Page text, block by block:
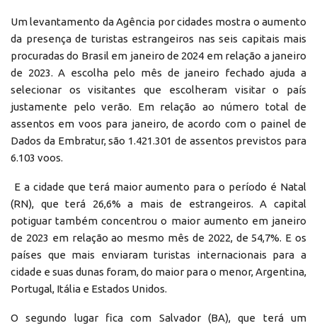
Um levantamento da Agência por cidades mostra o aumento
da presença de turistas estrangeiros nas seis capitais mais
procuradas do Brasil em janeiro de 2024 em relação a janeiro
de 2023. A escolha pelo mês de janeiro fechado ajuda a
selecionar os visitantes que escolheram visitar o país
justamente pelo verão. Em relação ao número total de
assentos em voos para janeiro, de acordo com o painel de
Dados da Embratur, são 1.421.301 de assentos previstos para
6.103 voos.
E a cidade que terá maior aumento para o período é Natal
(RN), que terá 26,6% a mais de estrangeiros. A capital
potiguar também concentrou o maior aumento em janeiro
de 2023 em relação ao mesmo mês de 2022, de 54,7%. E os
países que mais enviaram turistas internacionais para a
cidade e suas dunas foram, do maior para o menor, Argentina,
Portugal, Itália e Estados Unidos.
O segundo lugar fica com Salvador (BA), que terá um